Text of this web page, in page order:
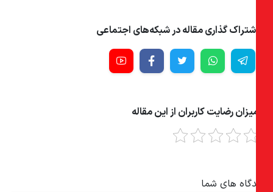
گذاری مقاله در شبکه‌های اجتماعی
رضایت کاربران از این مقاله
های شما